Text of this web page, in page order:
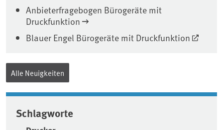
Anbieterfragebogen Bürogeräte mit
Druckfunktion
Blauer Engel Bürogeräte mit Druckfunktion
Alle Neuigkeiten
Schlagworte